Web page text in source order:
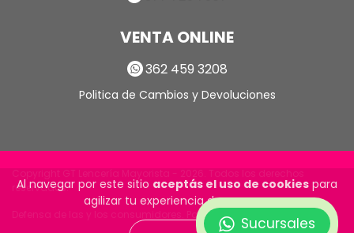
Al navegar por este sitio aceptás el uso de cookies para
agilizar tu experiencia de compra.
Sucursales
VENTA ONLINE
362 459 3208
Politica de Cambios y Devoluciones
Copyright GT Lencería Mayorista - 2026. Todos los derechos
reservados.
Defensa de las y los consumidores. Para reclamos
ingrese aquí